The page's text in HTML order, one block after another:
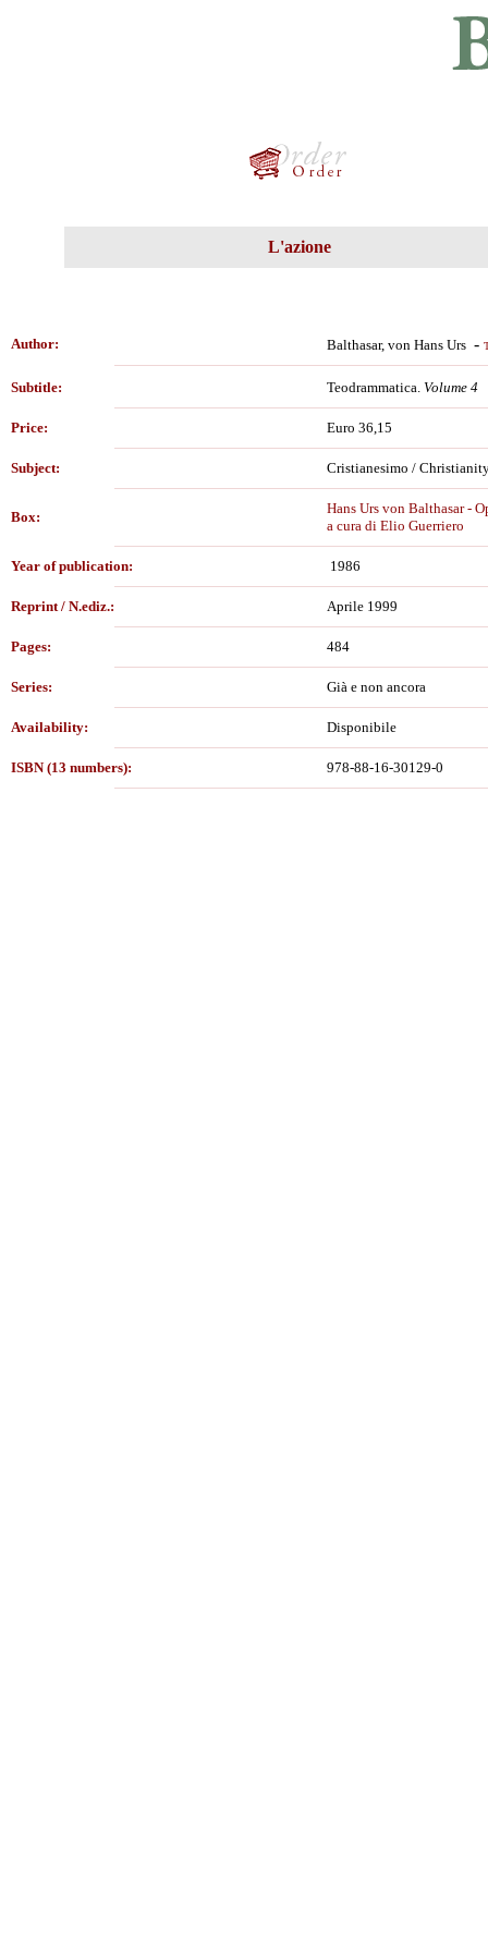
L'azione
Author: Balthasar, von Hans Urs -
Subtitle: Teodrammatica. Volume 4
Price: Euro 36,15
Subject: Cristianesimo /
Box:
Hans Urs von Balthasar -
a cura di Elio Guerriero
Year of publication: 1986
Reprint / N.ediz.: Aprile 1999
Pages: 484
Series: Già e non ancora
Availability: Disponibile
ISBN (13 numbers): 978-88-16-30129-0